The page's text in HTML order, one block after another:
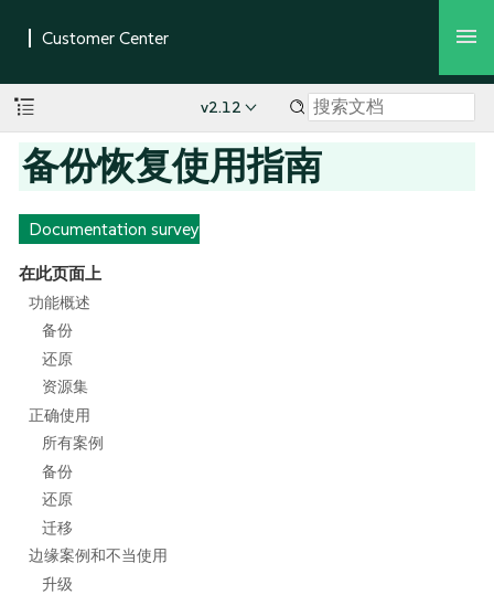
v2.12
备份恢复使用指南
Documentation survey
在此页面上
功能概述
备份
还原
资源集
正确使用
所有案例
备份
还原
迁移
边缘案例和不当使用
升级